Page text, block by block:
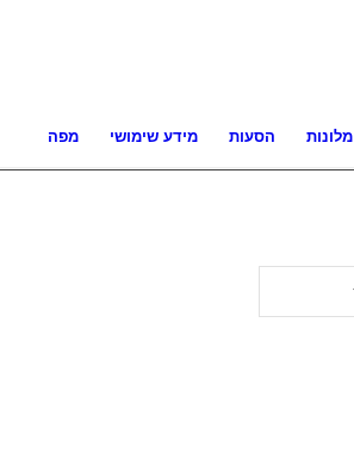
מפה מידע שימושי הסעות מלונות